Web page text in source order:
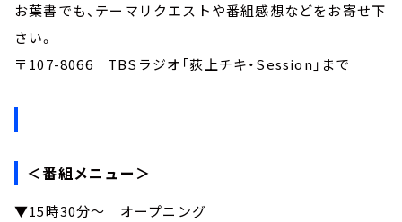
お葉書でも、テーマリクエストや番組感想などをお寄せ下
さい。
〒107-8066 TBSラジオ「荻上チキ・Session」まで
＜番組メニュー＞
▼15時30分～ オープニング